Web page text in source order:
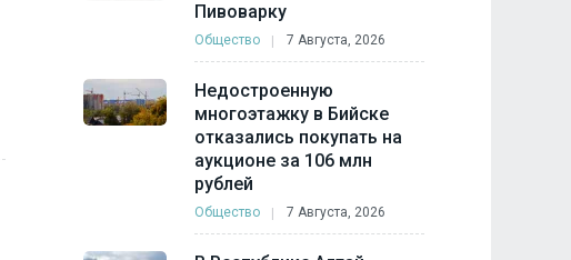
Пивоварку
Общество 7 Августа, 2026
Недостроенную
многоэтажку в Бийске
отказались покупать на
аукционе за 106 млн
рублей
Общество 7 Августа, 2026